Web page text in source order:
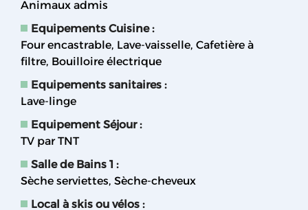
Animaux admis
Equipements Cuisine:
Four encastrable Lave-vaisselle Cafetière à
filtre Bouilloire électrique
Equipements sanitaires :
Lave-linge
Equipement Séjour:
TV par TNT
Salle de Bains 1 :
Sèche serviettes Sèche-cheveux
Local à skis ou vélos :